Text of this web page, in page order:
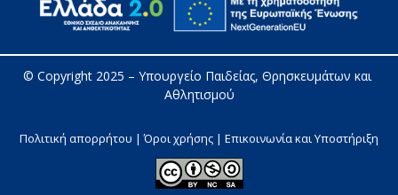
© Copyright 2025 – Υπουργείο Παιδείας, Θρησκευμάτων και
Αθλητισμού
Πολιτική απορρήτου | Όροι χρήσης | Επικοινωνία και Υποστήριξη